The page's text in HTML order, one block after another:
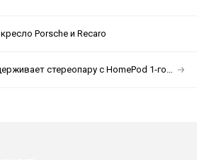
Porsche и Recaro
стереопару с HomePod 1-го поколения